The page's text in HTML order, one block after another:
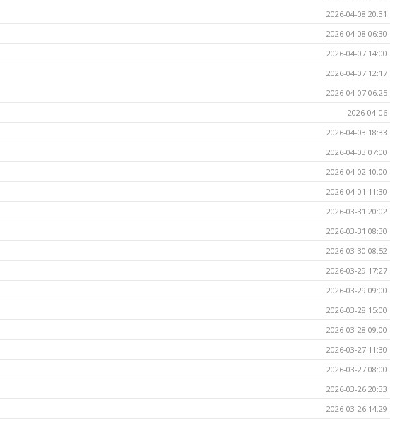
2026-04-08 20:31
2026-04-08 06:30
2026-04-07 14:00
2026-04-07 12:17
2026-04-07 06:25
2026-04-06
2026-04-03 18:33
2026-04-03 07:00
2026-04-02 10:00
2026-04-01 11:30
2026-03-31 20:02
2026-03-31 08:30
2026-03-30 08:52
2026-03-29 17:27
2026-03-29 09:00
2026-03-28 15:00
2026-03-28 09:00
2026-03-27 11:30
2026-03-27 08:00
2026-03-26 20:33
2026-03-26 14:29